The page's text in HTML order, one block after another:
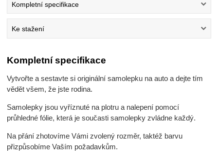
Kompletní specifikace
Ke stažení
Kompletní specifikace
Vytvořte a sestavte si originální samolepku na auto a dejte tím
vědět všem, že jste rodina.
Samolepky jsou vyříznuté na plotru a nalepení pomocí
průhledné fólie, která je současti samolepky zvládne každý.
Na přání zhotovíme Vámi zvolený rozměr, taktéž barvu
přizpůsobíme Vaším požadavkům.